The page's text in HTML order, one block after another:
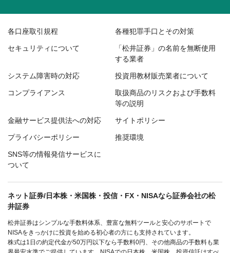
各口座取引規程 各種犯罪手口とその対策
セキュリティについて
「松井証券」の名前を無断使用
する業者
システム障害時の対応 投資用教材販売業者について
コンプライアンス
取扱商品のリスクおよび手数料
等の説明
金融サービス提供法への対応 サイトポリシー
プライバシーポリシー 推奨環境
SNS等の情報発信サービスに
ついて
ネット証券/日本株・米国株・投信・FX・NISAなら証券会社の松
井証券
松井証券はシンプルな手数料体系、豊富な無料ツールと安心のサポートで
NISAをきっかけに投資を始める初心者の方にも支持されています。
株式は1日の約定代金が50万円以下なら手数料0円、その他商品の手数料も業